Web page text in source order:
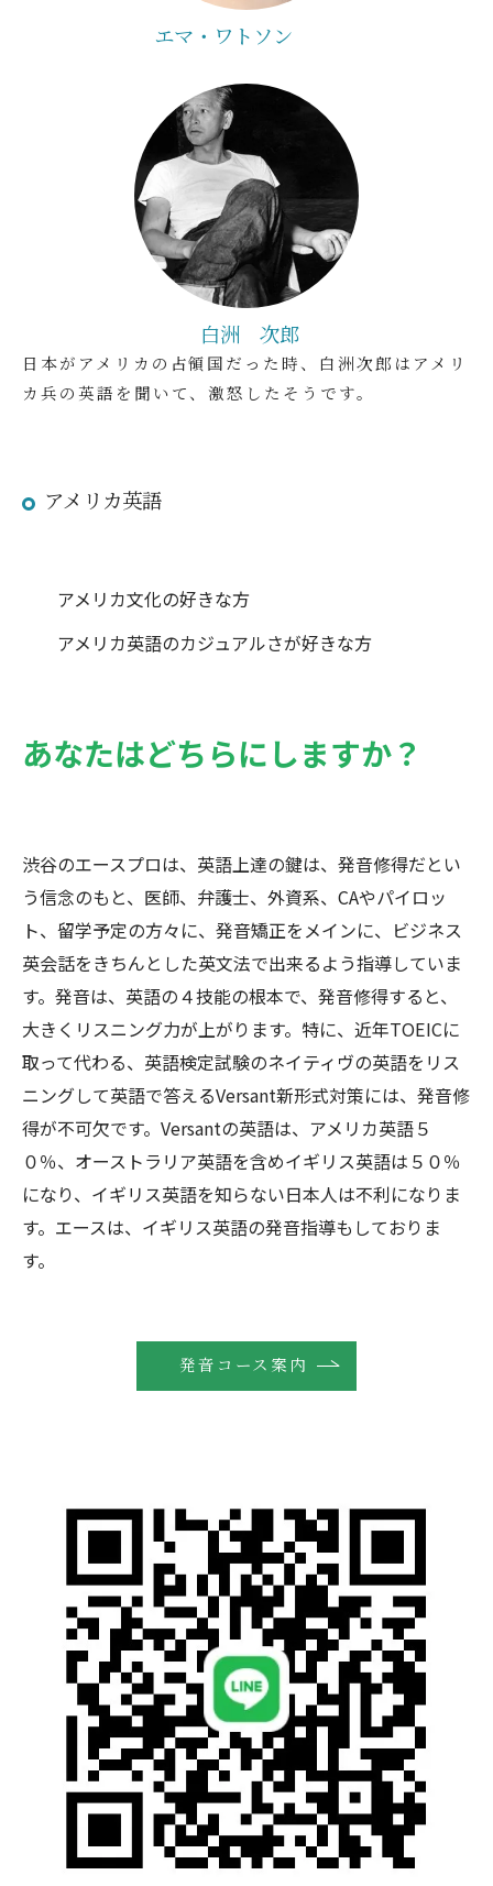
エマ・ワトソン
白洲 次郎
日本がアメリカの占領国だった時、白洲次郎はアメリ
カ兵の英語を聞いて、激怒したそうです。
アメリカ英語
アメリカ文化の好きな方
アメリカ英語のカジュアルさが好きな方
あなたはどちらにしますか？
渋谷のエースプロは、英語上達の鍵は、発音修得だとい
う信念のもと、医師、弁護士、外資系、CAやパイロッ
ト、留学予定の方々に、発音矯正をメインに、ビジネス
英会話をきちんとした英文法で出来るよう指導していま
す。発音は、英語の４技能の根本で、発音修得すると、
大きくリスニング力が上がります。特に、近年TOEICに
取って代わる、英語検定試験のネイティヴの英語をリス
ニングして英語で答えるVersant新形式対策には、発音修
得が不可欠です。Versantの英語は、アメリカ英語５
０％、オーストラリア英語を含めイギリス英語は５０％
になり、イギリス英語を知らない日本人は不利になりま
す。エースは、イギリス英語の発音指導もしておりま
す。
発音コース案内